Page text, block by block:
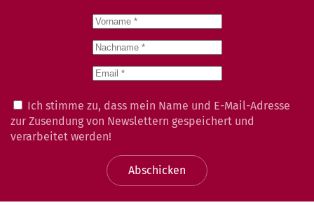
Ich stimme zu, dass mein Name und E-Mail-Adresse
zur Zusendung von Newslettern gespeichert und
verarbeitet werden!
Abschicken